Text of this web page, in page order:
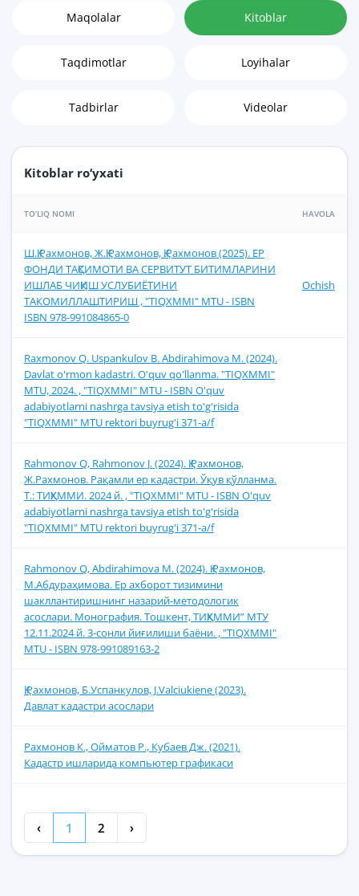
Maqolalar Kitoblar
Taqdimotlar Loyihalar
Tadbirlar Videolar
Kitoblar ro‘yxati
TO‘LIQ NOMI HAVOLA
Ш.Қ.Рахмонов, Ж.Қ.Рахмонов, Қ.Рахмонов (2025). ЕР
ФОНДИ ТАҚСИМОТИ ВА СЕРВИТУТ БИТИМЛАРИНИ
ИШЛАБ ЧИҚИШ УСЛУБИЁТИНИ
ТАКОМИЛЛАШТИРИШ , "TIQXMMI" MTU - ISBN
ISBN 978-991084865-0
Ochish
Raxmonov Q. Uspankulov B. Abdirahimova M. (2024).
Davlat o'rmon kadastri. O'quv qo'llanma. "TIQXMMI"
MTU, 2024. , "TIQXMMI" MTU - ISBN O'quv
adabiyotlarni nashrga tavsiya etish to'g'risida
"TIQXMMI" MTU rektori buyrug'i 371-a/f
Rahmonov Q, Rahmonov J. (2024). Қ.Рахмонов,
Ж.Рахмонов. Рақамли ер кадастри. Ўқув қўлланма.
Т.: ТИҚХММИ. 2024 й. , "TIQXMMI" MTU - ISBN O'quv
adabiyotlarni nashrga tavsiya etish to'g'risida
"TIQXMMI" MTU rektori buyrug'i 371-a/f
Rahmonov Q, Abdirahimova M. (2024). Қ.Рахмонов,
М.Абдураҳимова. Ер ахборот тизимини
шакллантиришнинг назарий-методологик
асослари. Монография. Тошкент, ТИҚХММИ” МТУ
12.11.2024 й. 3-сонли йиғилиши баёни. , "TIQXMMI"
MTU - ISBN 978-991089163-2
Қ.Рахмонов, Б.Успанкулов, J.Valciukiene (2023).
Давлат кадастри асослари
Рахмонов К., Ойматов Р., Кубаев Дж. (2021).
Кадастр ишларида компьютер графикаси
‹ 1 2 ›